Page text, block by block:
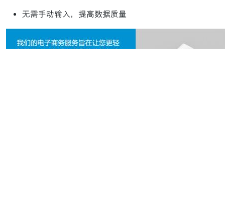
无需手动输入，提高数据质量